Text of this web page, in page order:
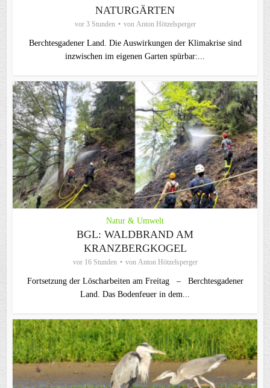
NATURGÄRTEN
vor 3 Stunden von Anton Hötzelsperger
Berchtesgadener Land. Die Auswirkungen der Klimakrise sind
inzwischen im eigenen Garten spürbar:...
Natur & Umwelt
BGL: WALDBRAND AM
KRANZBERGKOGEL
vor 16 Stunden von Anton Hötzelsperger
Fortsetzung der Löscharbeiten am Freitag – Berchtesgadener
Land. Das Bodenfeuer in dem...